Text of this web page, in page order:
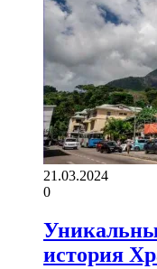
21.03.2024
0
история